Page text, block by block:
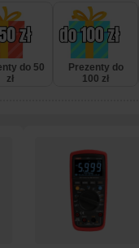
do 50
zł
Prezenty do
100 zł